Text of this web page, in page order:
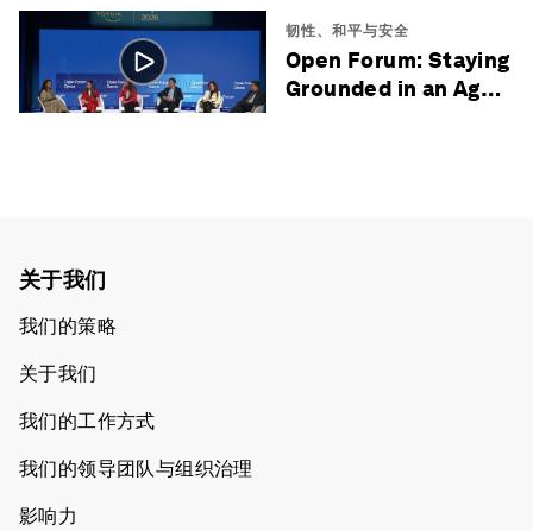
韧性、和平与安全
Open Forum: Staying
Grounded in an Age
关于我们
我们的策略
关于我们
我们的工作方式
我们的领导团队与组织治理
影响力